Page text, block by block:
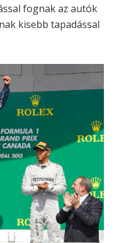
fognak az autók
kisebb tapadással